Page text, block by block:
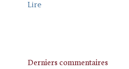
Lire
Derniers commentaires